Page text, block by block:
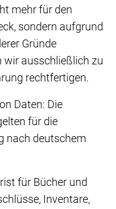
mehr für den
sondern aufgrund
Gründe
wir ausschließlich zu
rechtfertigen.
Daten: Die
für die
nach deutschem
für Bücher und
Inventare,